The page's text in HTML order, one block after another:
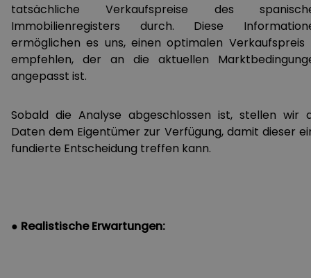
tatsächliche Verkaufspreise des
Immobilienregisters durch. Diese
ermöglichen es uns, einen optimalen Verkaufspreis
empfehlen, der an die aktuellen
angepasst ist.
Sobald die Analyse abgeschlossen ist, stellen wir
Daten dem Eigentümer zur Verfügung, damit dieser
fundierte Entscheidung treffen kann.
● Realistische Erwartungen: